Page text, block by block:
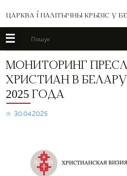
ЦАРКВА І ПАЛІТЫЧНЫ КРЫЗІС У
☰ Пошук
Мониторинг
преследований
христиан
в
Беларуси
апрель
МОНИТОРИНГ
ХРИСТИАН В
2025 ГОДА
30.04.2025